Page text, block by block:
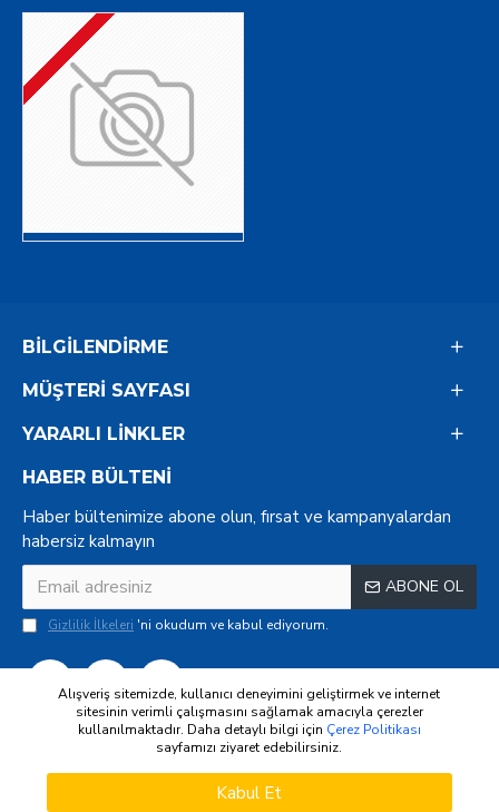
HEMEN SATIN AL
BILGILENDIRME
MÜŞTERI SAYFASI
YARARLI LINKLER
HABER BÜLTENI
Haber bültenimize abone olun, fırsat ve kampanyalardan
habersiz kalmayın
ABONE OL
Gizlilik İlkeleri 'ni okudum ve kabul ediyorum.
Alışveriş sitemizde, kullanıcı deneyimini geliştirmek ve internet
sitesinin verimli çalışmasını sağlamak amacıyla çerezler
kullanılmaktadır. Daha detaylı bilgi için Çerez Politikası
sayfamızı ziyaret edebilirsiniz.
Kabul Et